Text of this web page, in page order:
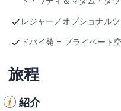
レジャー／オプショナル
ドバイ発 – プライベート
旅程
紹介